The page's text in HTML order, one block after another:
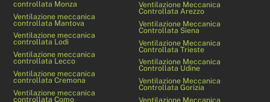
controllata Monza
Ventilazione meccanica
controllata Mantova
Ventilazione meccanica
controllata Lodi
Ventilazione meccanica
controllata Lecco
Ventilazione meccanica
controllata Cremona
Ventilazione meccanica
controllata Como
Ventilazione Meccanica
Controllata Arezzo
Ventilazione Meccanica
Controllata Siena
Ventilazione Meccanica
Controllata Trieste
Ventilazione Meccanica
Controllata Udine
Ventilazione Meccanica
Controllata Gorizia
Ventilazione Meccanica